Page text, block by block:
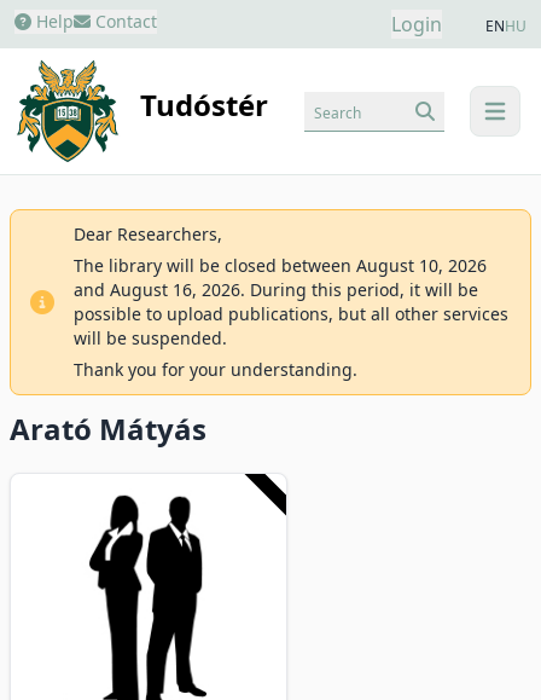
Help Contact Login ENHU
Tudóstér menu
Search
Dear Researchers,
The library will be closed between August 10, 2026
and August 16, 2026. During this period, it will be
possible to upload publications, but all other services
will be suspended.
Thank you for your understanding.
Arató Mátyás